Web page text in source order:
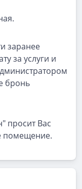
заранее
за услуги и
бронь
просит Вас
помещение.